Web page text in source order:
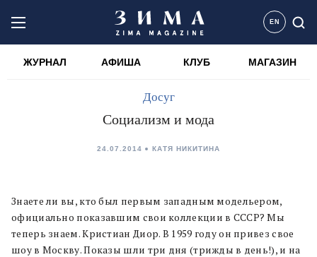
EN
ЖУРНАЛ АФИША КЛУБ МАГАЗИН
Досуг
Социализм и мода
24.07.2014 КАТЯ НИКИТИНА
Знаете ли вы, кто был первым западным модельером,
официально показавшим свои коллекции в СССР? Мы
теперь знаем. Кристиан Диор. В 1959 году он привез свое
шоу в Москву. Показы шли три дня (трижды в день!), и на